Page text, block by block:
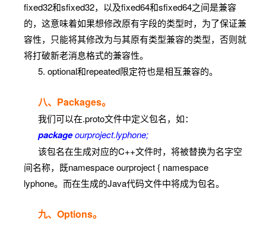
sint64
efficiently
encode negative
numbers than
regular int64s.
int64 long
bytes. More
efficient than
uint32 if values
are often greater
than 228.
uint32
bytes. More
fixed32和sfixed32，以及fixed64和sfixed64之间是兼容
的，这意味着如果想修改原有字段的类型时，为了保证兼
容性，只能将其修改为与其原有类型兼容的类型，否则就
将打破新老消息格式的兼容性。
5. optional和repeated限定符也是相互兼容的。
八、Packages。
我们可以在.proto文件中定义包名，如：
packageourproject.lyphone;
该包名在生成对应的C++文件时，将被替换为名字空
间名称，既namespace ourproject { namespace
lyphone。而在生成的Java代码文件中将成为包名。
九、Options。